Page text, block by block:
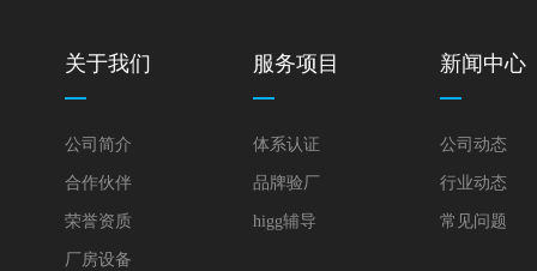
关于我们
公司简介
合作伙伴
荣誉资质
厂房设备
服务项目
体系认证
品牌验厂
higg辅导
新闻中心
公司动态
行业动态
常见问题